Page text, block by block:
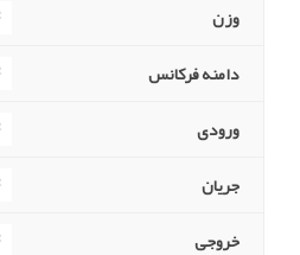
وزن
دامنه فرکانس
ورودی
جریان
خروجی